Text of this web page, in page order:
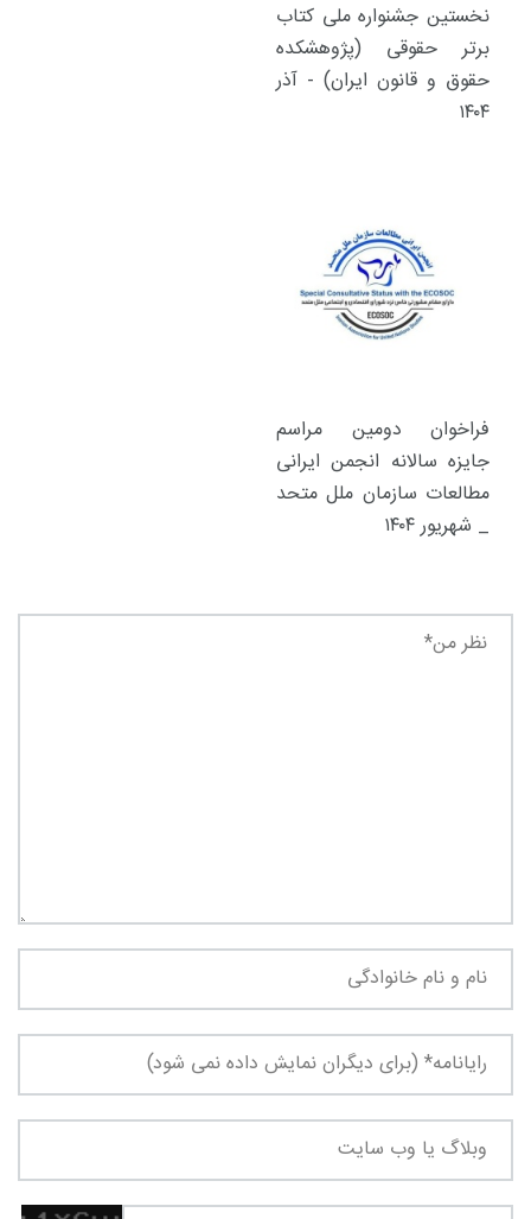
نخستین جشنواره ملی کتاب
برتر حقوقی (پژوهشکده
حقوق و قانون ایران) - آذر
۱۴۰۴
فراخوان دومین مراسم
جایزه سالانه انجمن ایرانی
مطالعات سازمان ملل متحد
_ شهریور ۱۴۰۴